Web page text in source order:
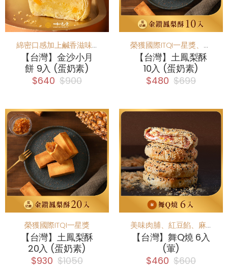
綿密口感加上鹹香滋味，內餡加入帕瑪森起士以及鹹蛋黃，香氣十足
【台灣】金沙小月
餅 9入 (蛋奶素)
$640 $900
榮獲國際ITQI一星獎、全球純粹風味評鑑二星獎
【台灣】土鳳梨酥
10入 (蛋奶素)
$480 $699
榮獲國際ITQI一星獎
【台灣】土鳳梨酥
20入 (蛋奶素)
$930 $1050
美味肉脯、紅豆餡、麻糬、蛋黃，甜鹹綜合的！
【台灣】舞Q燒 6入
(葷)
$460 $600